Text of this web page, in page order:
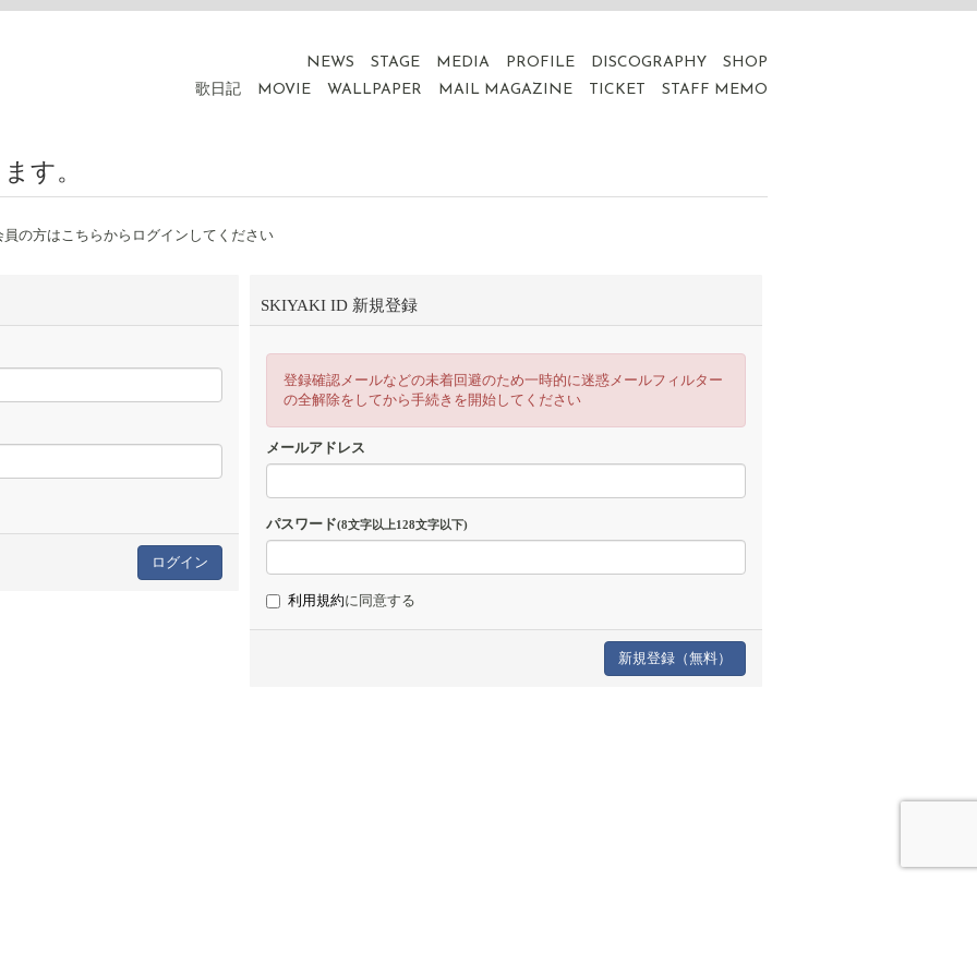
NEWS STAGE MEDIA PROFILE DISCOGRAPHY
SHOP
歌日記
MOVIE WALLPAPER MAIL MAGAZINE TICKET STAFF MEMO
す。
の方はこちらからログインしてください
SKIYAKI ID 新規登録
登録確認メールなどの未着回避のため一時的に迷惑メールフィルター
の全解除をしてから手続きを開始してください
メールアドレス
パスワード(8文字以上128文字以下)
利用規約に同意する